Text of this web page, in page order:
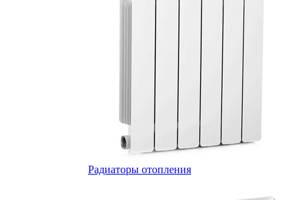
Радиаторы отопления